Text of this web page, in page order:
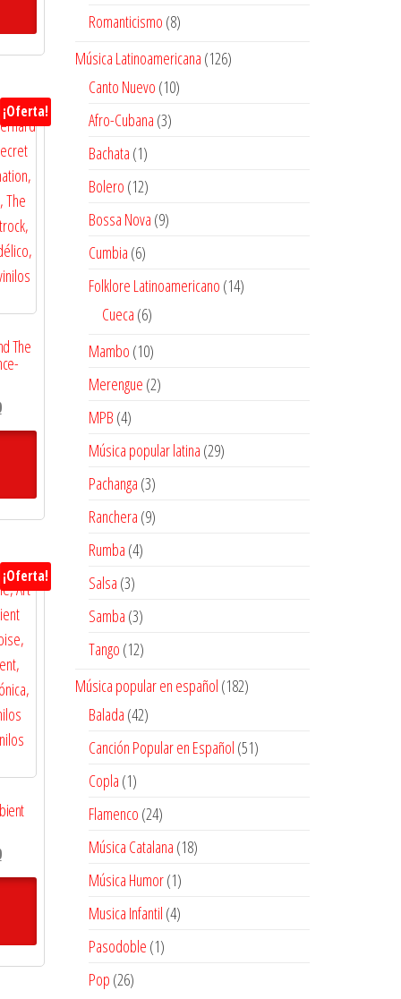
$51.300.
¡Oferta!
The
El
precio
$26.100.
¡Oferta!
El
precio
$32.400.
producto
Romanticismo 88
Música Latinoamericana 126126
Canto Nuevo 1010
Afro-Cubana 33
Bachata 11
producto
Bolero 1212
productos
Bossa Nova 99
Cumbia 66
productos
Folklore Latinoamericano 1414
Cueca 66
Mambo 1010
productos
Merengue 22
MPB 44
productos
Música popular latina 2929
Pachanga 33
productos
Ranchera 99
Rumba 44
Salsa 33
productos
Samba 33
productos
Tango 1212
Música popular en español 182182
Balada 4242
productos
Canción Popular en Español 5151
Copla 11
producto
Flamenco 2424
productos
Música Catalana 1818
Música Humor 11
producto
Musica Infantil 44
Pasodoble 11
Pop 2626